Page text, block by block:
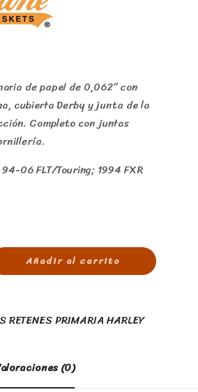
de papel de 0,062” con
cubierta Derby y junta de la
Completo con juntas
06 FLT/Touring; 1994 FXR
Añadir al carrito
RETENES PRIMARIA HARLEY
(0)